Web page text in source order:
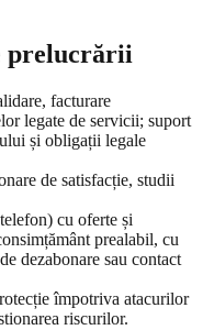
prelucrării
facturare
legate de servicii; suport
și obligații legale
de satisfacție, studii
cu oferte și
prealabil, cu
dezabonare sau contact
împotriva atacurilor
riscurilor.